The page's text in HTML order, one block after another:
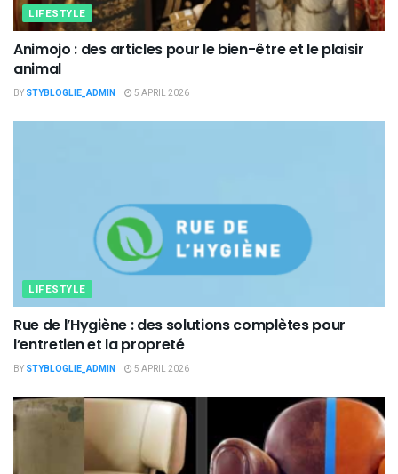
LIFESTYLE
Animojo : des articles pour le bien-être et le plaisir
animal
BY STYBLOGLIE_ADMIN 5 APRIL 2026
LIFESTYLE
Rue de l’Hygiène : des solutions complètes pour
l’entretien et la propreté
BY STYBLOGLIE_ADMIN 5 APRIL 2026